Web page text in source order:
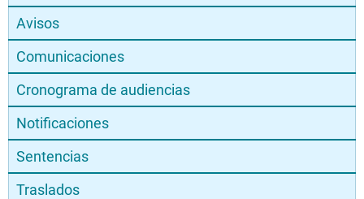
Avisos
Comunicaciones
Cronograma de audiencias
Notificaciones
Sentencias
Traslados